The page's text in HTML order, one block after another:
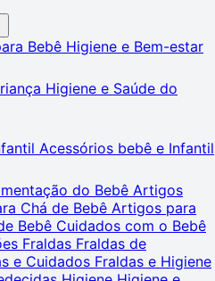
Bebê Higiene e Bem-estar
Higiene e Saúde do
Acessórios bebê e Infantil
do Bebê Artigos
Chá de Bebê Artigos para
Bebê Cuidados com o Bebê
Fraldas Fraldas de
e Cuidados Fraldas e Higiene